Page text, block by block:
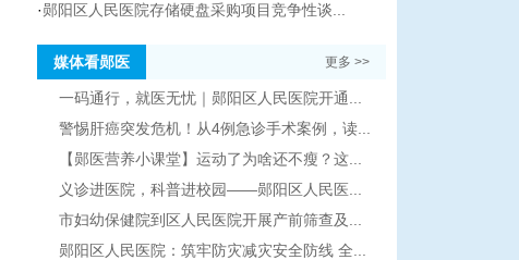
·郧阳区人民医院存储硬盘采购项目竞争性谈...
更多 >>
媒体看郧医
一码通行，就医无忧｜郧阳区人民医院开通...
警惕肝癌突发危机！从4例急诊手术案例，读...
【郧医营养小课堂】运动了为啥还不瘦？这...
义诊进医院，科普进校园——郧阳区人民医...
市妇幼保健院到区人民医院开展产前筛查及...
郧阳区人民医院：筑牢防灾减灾安全防线 全...